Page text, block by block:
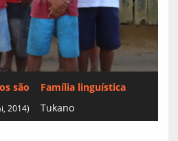
são
2014)
Família linguística
Tukano